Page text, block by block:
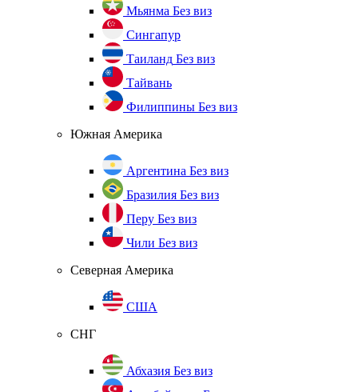
Мьянма Без виз
Сингапур
Таиланд Без виз
Тайвань
Филиппины Без виз
Южная Америка
Аргентина Без виз
Бразилия Без виз
Перу Без виз
Чили Без виз
Северная Америка
США
СНГ
Абхазия Без виз